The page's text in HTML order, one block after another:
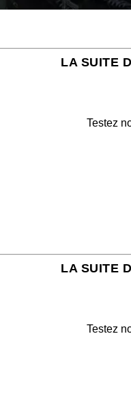
LA SUITE
Testez
LA SUITE
Testez